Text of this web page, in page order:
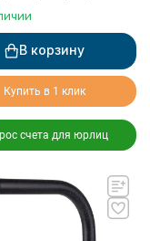
воды, черный
В корзину
Купить в 1 клик
счета для юрлиц